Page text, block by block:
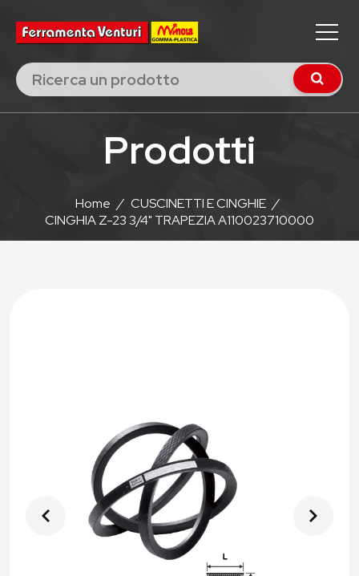
Prodotti
Home / CUSCINETTI E CINGHIE /
CINGHIA Z-23 3/4" TRAPEZIA A110023710000